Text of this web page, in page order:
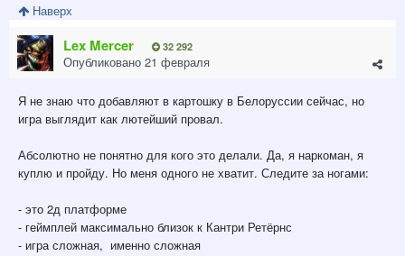
Наверх
Lex Mercer 32 292
Опубликовано 21 февраля
Я не знаю что добавляют в картошку в Белоруссии сейчас, но
игра выглядит как лютейший провал.
Абсолютно не понятно для кого это делали. Да, я наркоман, я
куплю и пройду. Но меня одного не хватит. Следите за ногами:
- это 2д платформе
- геймплей максимально близок к Кантри Ретёрнс
- игра сложная, именно сложная